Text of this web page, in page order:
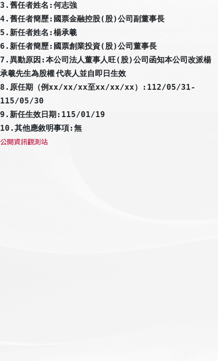
害關係人溝通
3.舊任者姓名 :何志強
4.舊任者簡歷: 國票金融控股( 股)公司副董事長
5. 新任者姓名 :楊承羲
6. 新任者簡歷: 國票創業投資( 股)公司董事長
7.異動原因 :本公司法人董事人旺( 股)公司函知本公司改派楊
承羲先生為股權代表人並自即日生效
8. 原任期（例xx/xx/xx至xx/xx/xx）
:112/05/31-
115/05/30
9. 新任生效日期 :115/01/19
10.其他應敘明事項:無
公開資訊觀測站